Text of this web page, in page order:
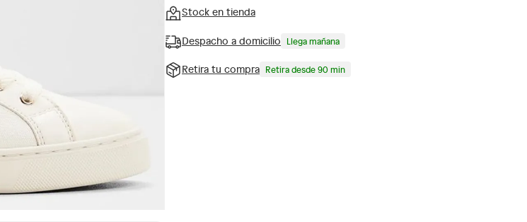
Stock en tienda
Despacho a domicilio Llega mañana
Retira tu compra Retira desde 90 min